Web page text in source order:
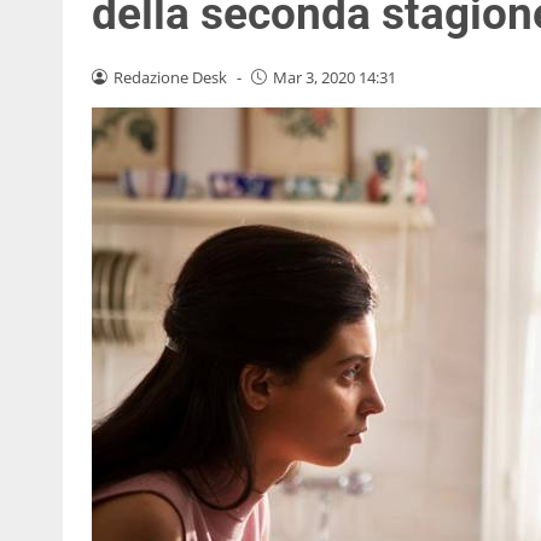
della seconda
Redazione Desk - Mar 3, 2020 14:31